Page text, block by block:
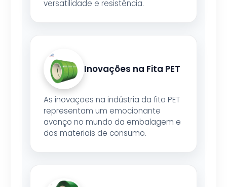
versatilidade e resistência.
Inovações na Fita PET
As inovações na indústria da fita PET
representam um emocionante
avanço no mundo da embalagem e
dos materiais de consumo.